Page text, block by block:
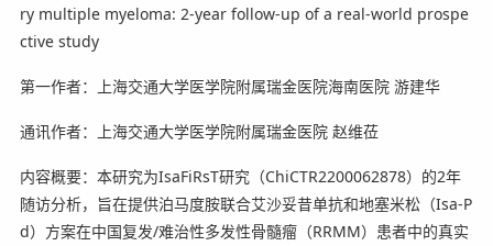
ry multiple myeloma: 2-year follow-up of a real-world prospe
ctive study
第一作者：上海交通大学医学院附属瑞金医院海南医院 游建华
通讯作者：上海交通大学医学院附属瑞金医院 赵维莅
内容概要：本研究为IsaFiRsT研究（ChiCTR2200062878）的2年
随访分析，旨在提供泊马度胺联合艾沙妥昔单抗和地塞米松（Isa-P
d）方案在中国复发/难治性多发性骨髓瘤（RRMM）患者中的真实